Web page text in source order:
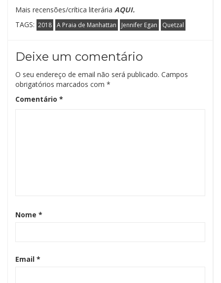
Mais recensões/crítica literária AQUI.
TAGS: 2018 A Praia de Manhattan Jennifer Egan Quetzal
Deixe um comentário
O seu endereço de email não será publicado. Campos
obrigatórios marcados com *
Comentário *
Nome *
Email *